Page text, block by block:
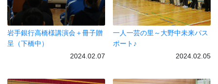
岩手銀行高橋様講演会＋冊子贈
呈（下橋中）
2024.02.07
一人一芸の里～大野中未来パス
ポート♪
2024.02.05